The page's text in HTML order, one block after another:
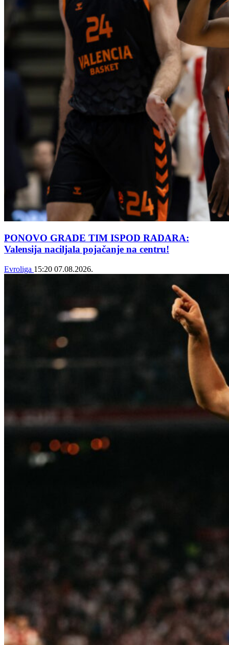
PONOVO GRADE TIM ISPOD RADARA:
Valensija naciljala pojačanje na centru!
Evroliga 15:20 07.08.2026.